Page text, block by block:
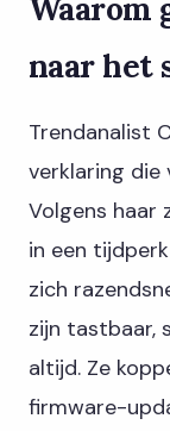
Waarom
naar het
Trendanalist
verklaring
Volgens haar
in een
zich
zijn tastbaar,
altijd. Ze
firmware-